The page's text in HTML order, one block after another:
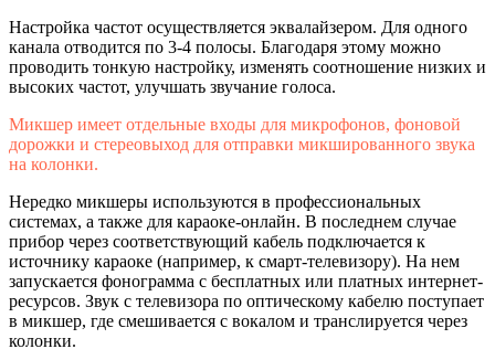
Настройка частот осуществляется эквалайзером. Для одного
канала отводится по 3-4 полосы. Благодаря этому можно
проводить тонкую настройку, изменять соотношение низких и
высоких частот, улучшать звучание голоса.
Микшер имеет отдельные входы для микрофонов, фоновой
дорожки и стереовыход для отправки микшированного звука
на колонки.
Нередко микшеры используются в профессиональных
системах, а также для караоке-онлайн. В последнем случае
прибор через соответствующий кабель подключается к
источнику караоке (например, к смарт-телевизору). На нем
запускается фонограмма с бесплатных или платных интернет-
ресурсов. Звук с телевизора по оптическому кабелю поступает
в микшер, где смешивается с вокалом и транслируется через
колонки.